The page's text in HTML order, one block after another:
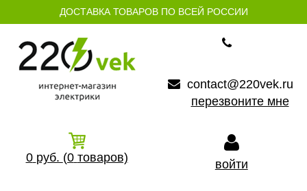
ДОСТАВКА ТОВАРОВ ПО ВСЕЙ РОССИИ
contact@220vek.ru
перезвоните мне
0 руб. (0 товаров) войти